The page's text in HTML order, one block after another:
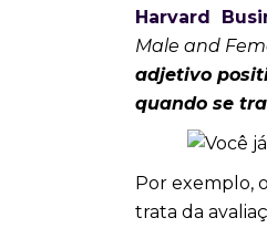
Harvard
Male and
adjetivo
quando se
Por exemplo,
trata da